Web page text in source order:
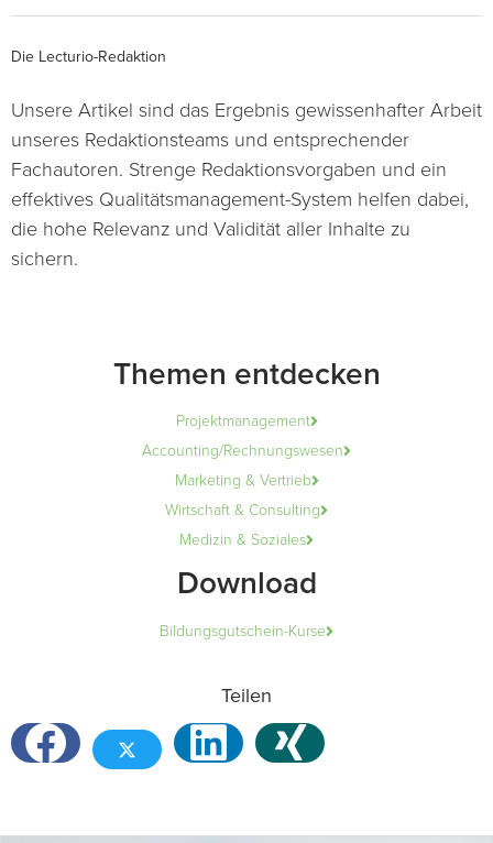
Die Lecturio-Redaktion
Unsere Artikel sind das Ergebnis gewissenhafter Arbeit
unseres Redaktionsteams und entsprechender
Fachautoren. Strenge Redaktionsvorgaben und ein
effektives Qualitätsmanagement-System helfen dabei,
die hohe Relevanz und Validität aller Inhalte zu
sichern.
Themen entdecken
Projektmanagement
Accounting/Rechnungswesen
Marketing & Vertrieb
Wirtschaft & Consulting
Medizin & Soziales
Download
Bildungsgutschein-Kurse
Teilen